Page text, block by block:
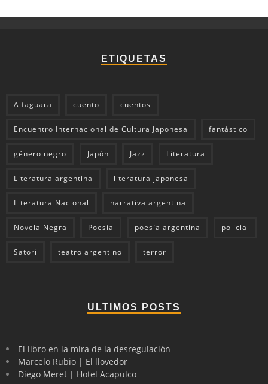
ETIQUETAS
Alfaguara cuento cuentos
Encuentro Internacional de Cultura Japonesa fantástico
género negro Japón Jazz Literatura
Literatura argentina literatura japonesa
Literatura Nacional narrativa argentina
Novela Negra Poesía poesía argentina policial
Satori teatro argentino terror
ULTIMOS POSTS
El libro en la mira de la desregulación
Marcelo Rubio | El llovedor
Diego Meret | Hotel Acapulco